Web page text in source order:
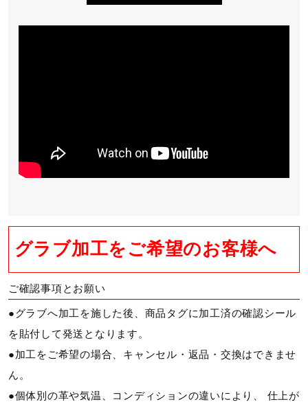
グラブ加工をご希望のお客様へ
ご確認事項とお願い
●グラブへ加工を施した後、商品タグに加工済の確認シール
を貼付して発送となります。
●加工をご希望の場合、キャンセル・返品・交換はできませ
ん。
●個体別の革や気温、コンディションの違いにより、 仕上が